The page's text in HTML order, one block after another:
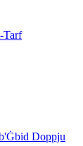
Tarf
Doppju